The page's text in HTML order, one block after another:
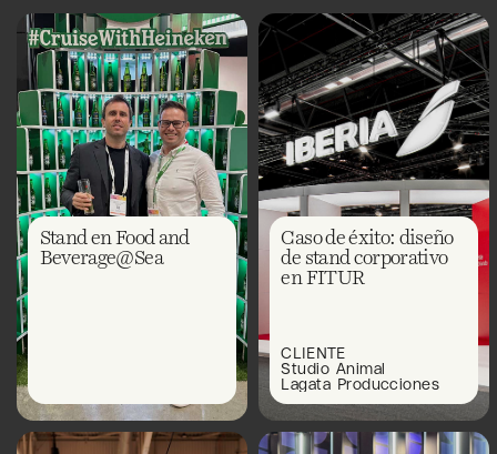
Stand en Food and
Beverage@Sea
Caso de éxito: diseño
de stand corporativo
en FITUR
CLIENTE
Studio Animal
Lagata Producciones